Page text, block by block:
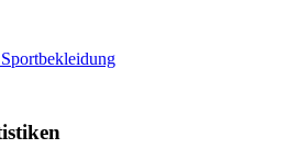
Sportbekleidung